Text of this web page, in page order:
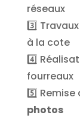
réseaux
3️⃣
à la cote
4️⃣
fourreaux
5️⃣ Remise
photos